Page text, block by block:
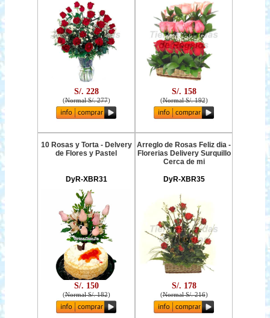
S/. 228
(Normal S/. 277)
S/. 158
(Normal S/. 192)
10 Rosas y Torta - Delvery
de Flores y Pastel
DyR-XBR31
S/. 150
(Normal S/. 182)
Arreglo de Rosas Feliz dia -
Florerias Delivery Surquillo
Cerca de mi
DyR-XBR35
S/. 178
(Normal S/. 216)